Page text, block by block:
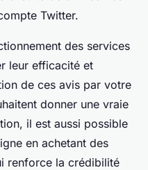
Twitter.
des services
leur efficacité et
de ces avis par votre
donner une vraie
il est aussi possible
en achetant des
renforce la crédibilité